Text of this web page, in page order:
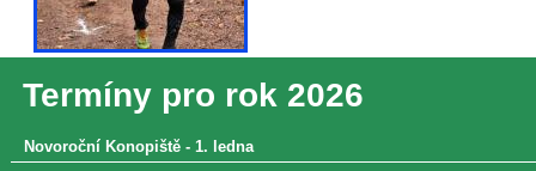
Termíny pro rok 2026
Novoroční Konopiště - 1. ledna